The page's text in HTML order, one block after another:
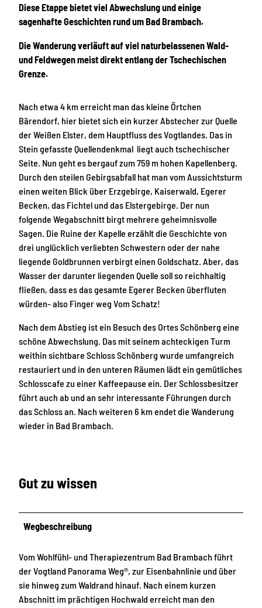
Diese Etappe bietet viel Abwechslung und einige
sagenhafte Geschichten rund um Bad Brambach.
Die Wanderung verläuft auf viel naturbelassenen Wald-
und Feldwegen meist direkt entlang der Tschechischen
Grenze.
Nach etwa 4 km erreicht man das kleine Örtchen
Bärendorf, hier bietet sich ein kurzer Abstecher zur Quelle
der Weißen Elster, dem Hauptfluss des Vogtlandes. Das in
Stein gefasste Quellendenkmal liegt auch tschechischer
Seite. Nun geht es bergauf zum 759 m hohen Kapellenberg.
Durch den steilen Gebirgsabfall hat man vom Aussichtsturm
einen weiten Blick über Erzgebirge, Kaiserwald, Egerer
Becken, das Fichtel und das Elstergebirge. Der nun
folgende Wegabschnitt birgt mehrere geheimnisvolle
Sagen. Die Ruine der Kapelle erzählt die Geschichte von
drei unglücklich verliebten Schwestern oder der nahe
liegende Goldbrunnen verbirgt einen Goldschatz. Aber, das
Wasser der darunter liegenden Quelle soll so reichhaltig
fließen, dass es das gesamte Egerer Becken überfluten
würden- also Finger weg Vom Schatz!
Nach dem Abstieg ist ein Besuch des Ortes Schönberg eine
schöne Abwechslung. Das mit seinem achteckigen Turm
weithin sichtbare Schloss Schönberg wurde umfangreich
restauriert und in den unteren Räumen lädt ein gemütliches
Schlosscafe zu einer Kaffeepause ein. Der Schlossbesitzer
führt auch ab und an sehr interessante Führungen durch
das Schloss an. Nach weiteren 6 km endet die Wanderung
wieder in Bad Brambach.
Gut zu wissen
Wegbeschreibung
Vom Wohlfühl- und Therapiezentrum Bad Brambach führt
der Vogtland Panorama Weg®, zur Eisenbahnlinie und über
sie hinweg zum Waldrand hinauf. Nach einem kurzen
Abschnitt im prächtigen Hochwald erreicht man den